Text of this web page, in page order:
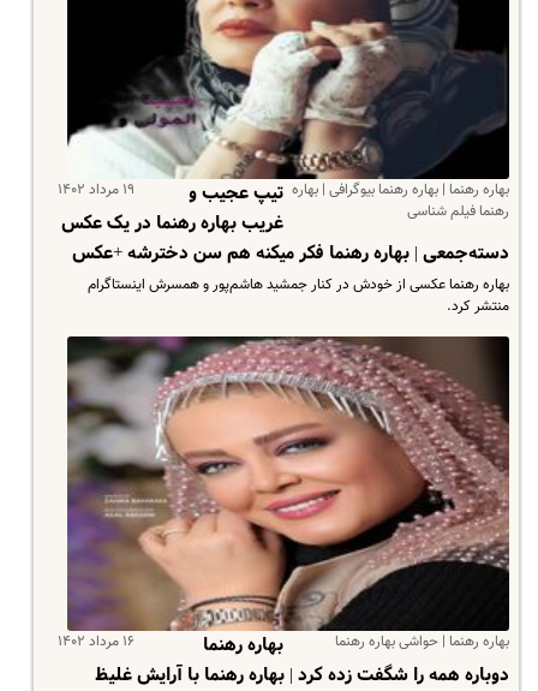
بهاره رهنما | بهاره رهنما بیوگرافی | بهاره
رهنما فیلم شناسی
۱۹ مرداد ۱۴۰۲
تیپ عجیب و
غریب بهاره رهنما در یک عکس
دسته‌جمعی | بهاره رهنما فکر میکنه هم سن دخترشه +عکس
بهاره رهنما عکسی از خودش در کنار جمشید هاشم‌پور و همسرش اینستاگرام
منتشر کرد.
بهاره رهنما | حواشی بهاره رهنما ۱۶ مرداد ۱۴۰۲
بهاره رهنما
دوباره همه را شگفت زده کرد | بهاره رهنما با آرایش غلیظ